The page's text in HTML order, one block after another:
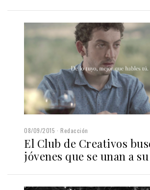
08/09/2015 Redacción
El Club de Creativos
jóvenes que se unan a